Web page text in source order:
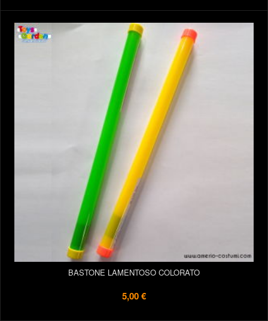
BASTONE LAMENTOSO COLORATO
5,00 €